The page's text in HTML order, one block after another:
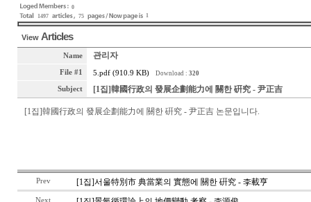
0
1497
75 1
View Articles
Name 관리자
File #1 5.pdf (910.9 KB) Download : 320
Subject [1집]韓國行政의 發展企劃能力에 關한 硏究 - 尹正吉
[1집]韓國行政의 發展企劃能力에 關한 硏究 - 尹正吉 논문입니다.
Prev [1집]서울特別市 典當業의 實態에 關한 硏究 - 李載亨
Next